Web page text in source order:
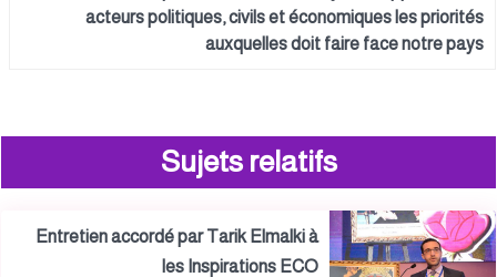
acteurs politiques, civils et économiques les priorités
auxquelles doit faire face notre pays
Sujets relatifs
Entretien accordé par Tarik Elmalki à
les Inspirations ECO